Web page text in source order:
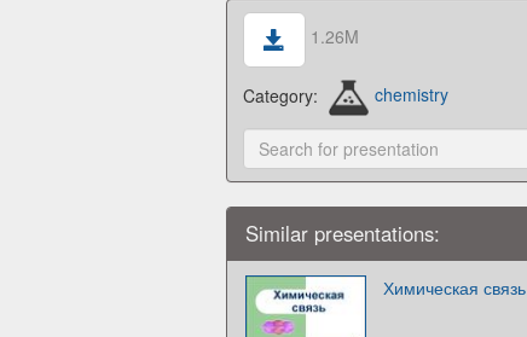
1.26M
Category: chemistry
Similar presentations:
Химическая связь